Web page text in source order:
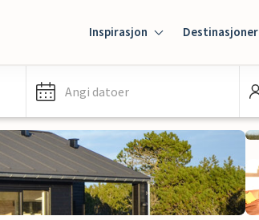
Inspirasjon Destinasjoner
Angi datoer